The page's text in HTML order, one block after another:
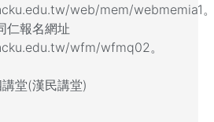
web/mem/webmemia1
仁報名網址
wfm/wfmq02。
堂(漢民講堂)